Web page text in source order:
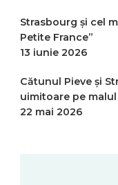
Strasbourg și cel
Petite France”
13 iunie 2026
Cătunul Pieve și
uimitoare pe
22 mai 2026